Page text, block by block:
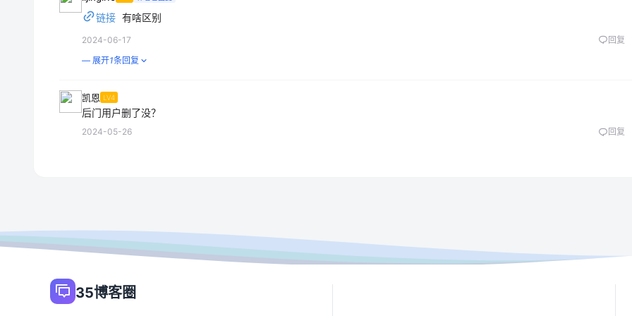
链接 有啥区别
2024-06-17
回复
— 展开1条回复
凯恩 LV4
后门用户删了没？
2024-05-26 回复
35博客圈